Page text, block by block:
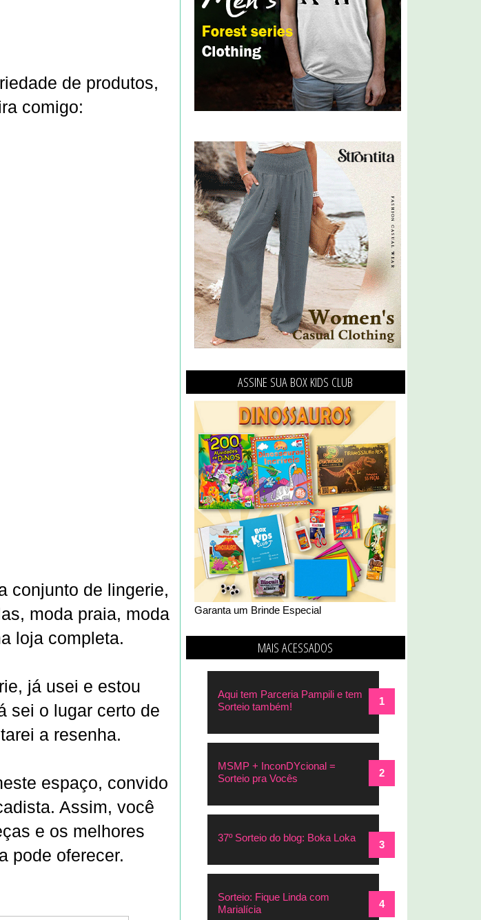
de produtos,
comigo:
conjunto de lingerie,
moda praia, moda
loja completa.
já usei e estou
sei o lugar certo de
a resenha.
espaço, convido
Assim, você
e os melhores
pode oferecer.
ASSINE SUA BOX KIDS CLUB
Garanta um Brinde Especial
MAIS ACESSADOS
Aqui tem Parceria Pampili e tem
Sorteio também!
MSMP + InconDYcional =
Sorteio pra Vocês
37º Sorteio do blog: Boka Loka
Sorteio: Fique Linda com
Marialícia